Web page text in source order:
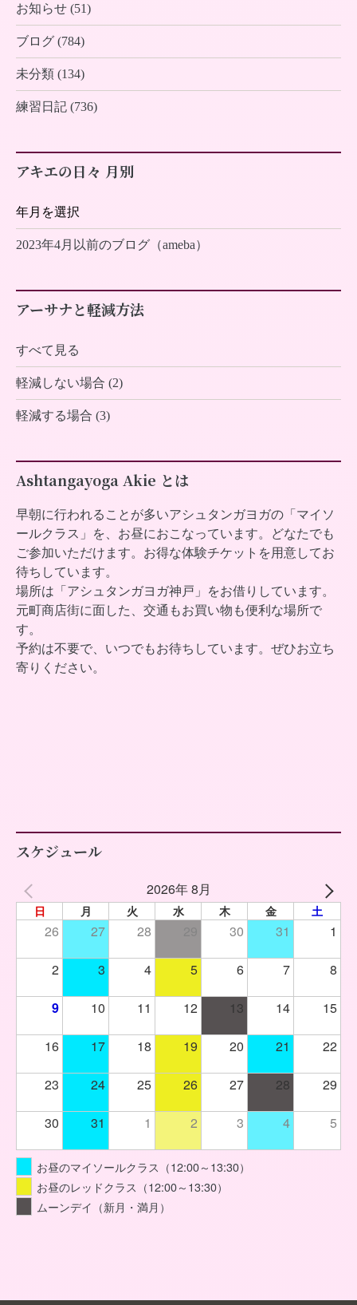
お知らせ (51)
ブログ (784)
未分類 (134)
練習日記 (736)
アキエの日々 月別
2023年4月以前のブログ（ameba）
アーサナと軽減方法
すべて見る
軽減しない場合 (2)
軽減する場合 (3)
Ashtangayoga Akie とは
早朝に行われることが多いアシュタンガヨガの「マイソ
ールクラス」を、お昼におこなっています。どなたでも
ご参加いただけます。お得な体験チケットを用意してお
待ちしています。
場所は「アシュタンガヨガ神戸」をお借りしています。
元町商店街に面した、交通もお買い物も便利な場所で
す。
予約は不要で、いつでもお待ちしています。ぜひお立ち
寄りください。
スケジュール
2026年 8月
日 月 火 水 木 金 土
26 27 28 30 31 1
2 3 4 5 6 7 8
9 10 11 12 13 14 15
16 17 18 19 20 21 22
23 24 25 26 27 28 29
30 31 1 2 3 4 5
お昼のマイソールクラス（12:00～13:30）
お昼のレッドクラス（12:00～13:30）
ムーンデイ（新月・満月）